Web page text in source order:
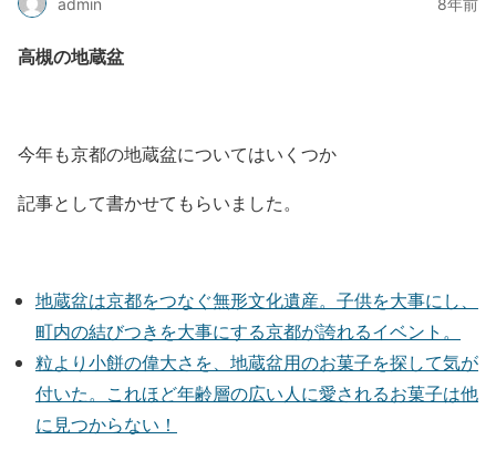
高槻の地蔵盆
今年も京都の地蔵盆についてはいくつか
記事として書かせてもらいました。
地蔵盆は京都をつなぐ無形文化遺産。子供を大事にし、
町内の結びつきを大事にする京都が誇れるイベント。
粒より小餅の偉大さを、地蔵盆用のお菓子を探して気が
付いた。これほど年齢層の広い人に愛されるお菓子は他
に見つからない！